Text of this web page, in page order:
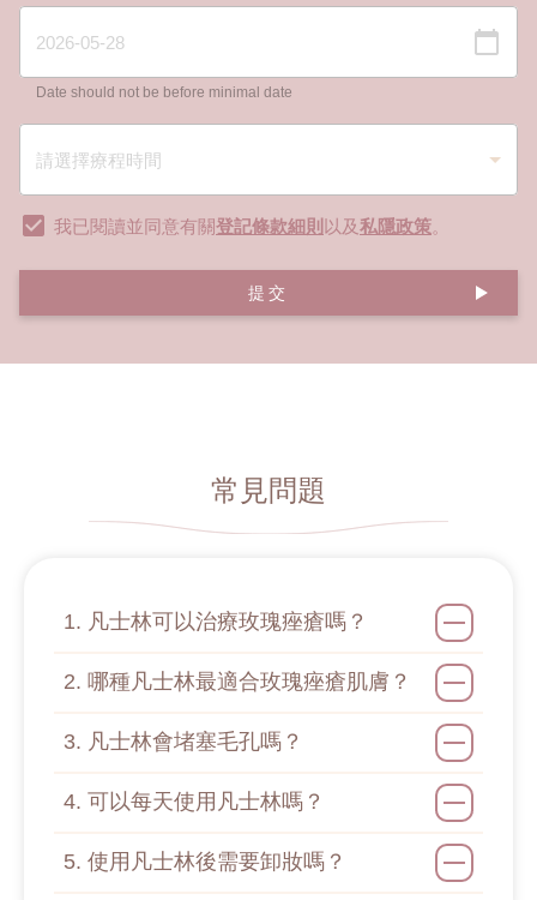
Date should not be before minimal date
我已閱讀並同意有關登記條款細則 以及私隱政策。
提交
常見問題
1. 凡士林可以治療玫瑰痤瘡嗎？
2. 哪種凡士林最適合玫瑰痤瘡肌膚？
3. 凡士林會堵塞毛孔嗎？
4. 可以每天使用凡士林嗎？
5. 使用凡士林後需要卸妝嗎？